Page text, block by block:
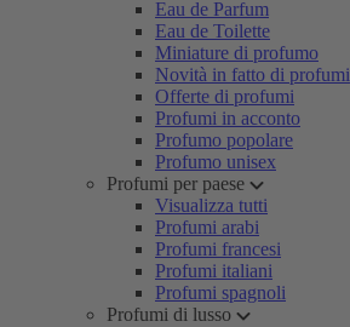
Eau de Parfum
Eau de Toilette
Miniature di profumo
Novità in fatto di profumi
Offerte di profumi
Profumi in acconto
Profumo popolare
Profumo unisex
Profumi per paese
Visualizza tutti
Profumi arabi
Profumi francesi
Profumi italiani
Profumi spagnoli
Profumi di lusso